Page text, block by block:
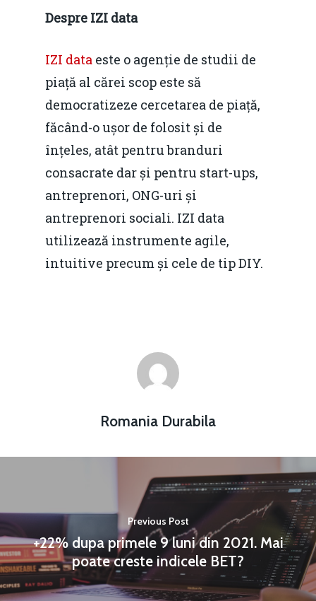
Despre IZI data
IZI data este o agenție de studii de
piață al cărei scop este să
democratizeze cercetarea de piață,
făcând-o ușor de folosit și de
înțeles, atât pentru branduri
consacrate dar și pentru start-ups,
antreprenori, ONG-uri și
antreprenori sociali. IZI data
utilizează instrumente agile,
intuitive precum și cele de tip DIY.
Romania Durabila
Previous Post
+22% dupa primele 9 luni din 2021. Mai
poate creste indicele BET?